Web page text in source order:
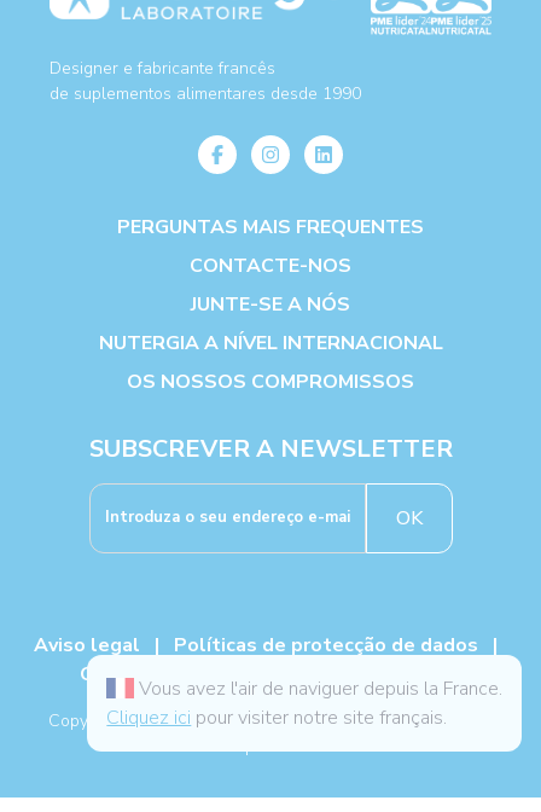
Vous avez l'air de naviguer depuis la France.
Cliquez ici pour visiter notre site français.
Designer e fabricante francês
de suplementos alimentares desde 1990
PERGUNTAS MAIS FREQUENTES
CONTACTE-NOS
JUNTE-SE A NÓS
NUTERGIA A NÍVEL INTERNACIONAL
OS NOSSOS COMPROMISSOS
SUBSCREVER A NEWSLETTER
OK
Aviso legal | Políticas de protecção de dados
|
Cookies
Copyright NUTERGIA 2026, todos os direitos reservados. -